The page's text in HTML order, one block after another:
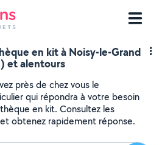
en kit à Noisy-le-Grand
et alentours
près de chez vous le
qui répondra à votre besoin
en kit. Consultez les
obtenez rapidement réponse.